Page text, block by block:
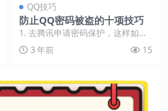
QQ技巧
防止QQ密码被盗的十项技巧
1. 去腾讯申请密码保护，这样如果
密码被破解或自己忘记了还可以利
用密码保护功能取...
3 年前 15